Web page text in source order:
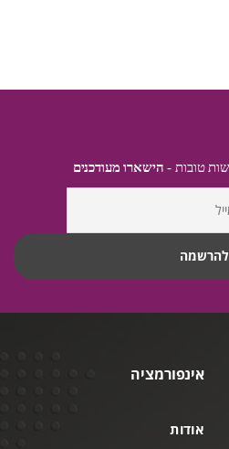
טובות - הישארו מעודכנים
אינפורמציה
אודות